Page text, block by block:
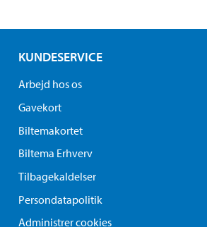
KUNDESERVICE
Arbejd hos os
Gavekort
Biltemakortet
Biltema Erhverv
Tilbagekaldelser
Persondatapolitik
Administrer cookies